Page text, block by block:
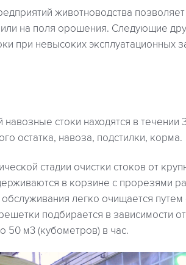
животноводства позволяет
на поля орошения. Следующие
при невысоких эксплуатационных
стоки находятся в течении
остатка, навоза, подстилки, корма.
стадии очистки стоков от
в корзине с прорезями
легко очищается путем
подбирается в зависимости от
50 м3 (кубометров) в час.